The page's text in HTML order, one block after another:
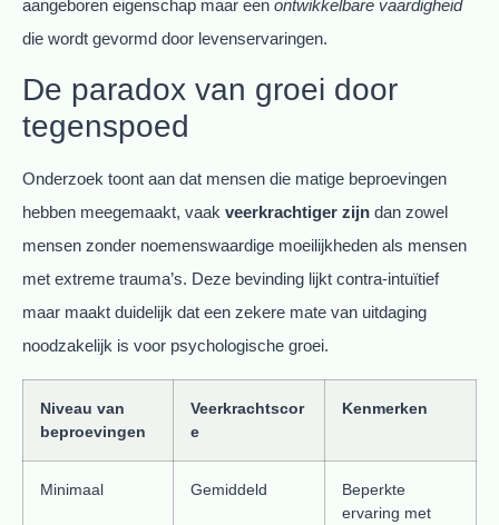
aangeboren eigenschap maar een ontwikkelbare vaardigheid
die wordt gevormd door levenservaringen.
De paradox van groei door
tegenspoed
Onderzoek toont aan dat mensen die matige beproevingen
hebben meegemaakt, vaak veerkrachtiger zijn dan zowel
mensen zonder noemenswaardige moeilijkheden als mensen
met extreme trauma’s. Deze bevinding lijkt contra-intuïtief
maar maakt duidelijk dat een zekere mate van uitdaging
noodzakelijk is voor psychologische groei.
Niveau van
beproevingen
Veerkrachtscor
e
Kenmerken
Minimaal Gemiddeld
Beperkte
ervaring met